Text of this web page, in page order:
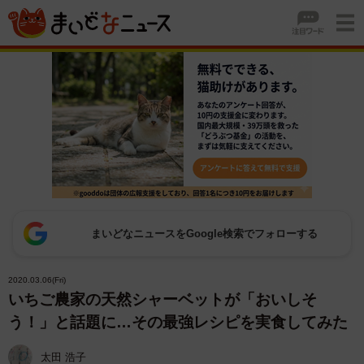
まいどなニュースをGoogle検索でフォローする
2020.03.06(Fri)
いちご農家の天然シャーベットが「おいしそ
う！」と話題に…その最強レシピを実食してみた
太田 浩子